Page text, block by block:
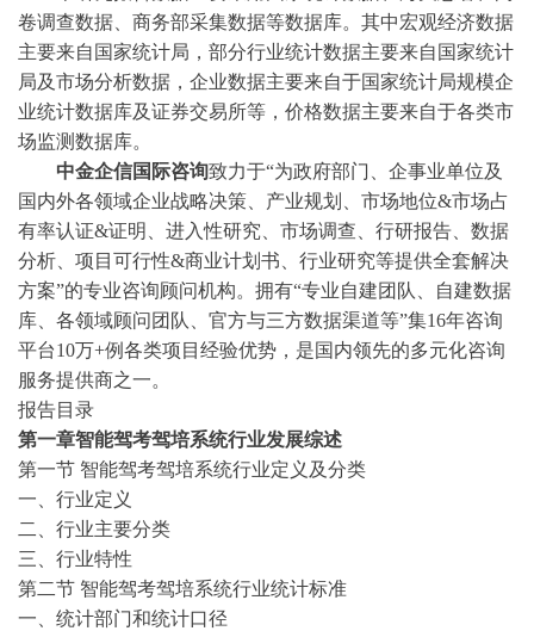
卷调查数据、商务部采集数据等数据库。其中宏观经济数据
主要来自国家统计局，部分行业统计数据主要来自国家统计
局及市场分析数据，企业数据主要来自于国家统计局规模企
业统计数据库及证券交易所等，价格数据主要来自于各类市
场监测数据库。
中金企信国际咨询致力于“为政府部门 、 企事业单位及
国内外各领域企业战略决策、产业规划、市场地位&市场占
有率认证&证明、进入性研究、市场调查、行研报告、数据
分析、项目可行性&商业计划书、行业研究等提供全套解决
方案”的专业咨询顾问机构。拥有“专业自建团队 、
自建数据
库、 各领域顾问团队 、 官方与三方数据渠道等”集16年咨询
平台10万+例各类项目经验优势， 是国内领先的多元化咨询
服务提供商之一。
报告目录
第一章智能驾考驾培系统行业发展综述
第一节 智能驾考驾培系统行业定义及分类
一、行业定义
二、行业主要分类
三、行业特性
第二节 智能驾考驾培系统行业统计标准
一、统计部门和统计口径